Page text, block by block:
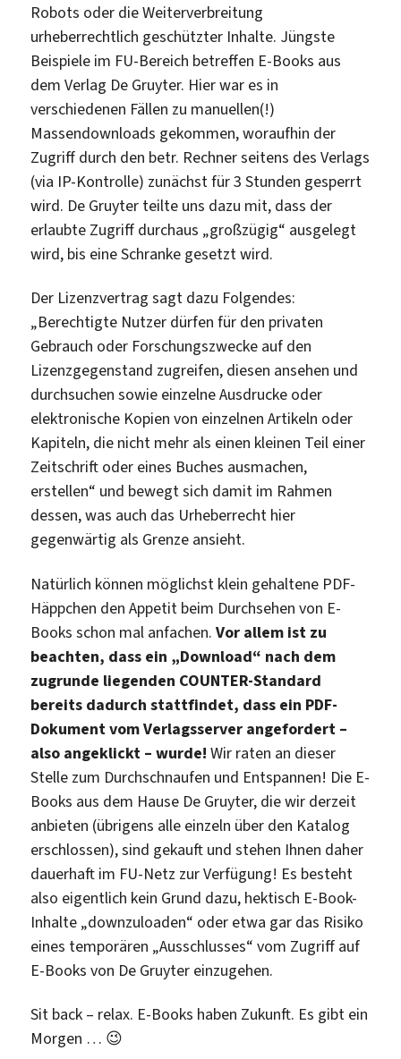
Robots oder die Weiterverbreitung
urheberrechtlich geschützter Inhalte. Jüngste
Beispiele im FU-Bereich betreffen E-Books aus
dem Verlag De Gruyter. Hier war es in
verschiedenen Fällen zu manuellen(!)
Massendownloads gekommen, woraufhin der
Zugriff durch den betr. Rechner seitens des Verlags
(via IP-Kontrolle) zunächst für 3 Stunden gesperrt
wird. De Gruyter teilte uns dazu mit, dass der
erlaubte Zugriff durchaus „großzügig“ ausgelegt
wird, bis eine Schranke gesetzt wird.
Der Lizenzvertrag sagt dazu Folgendes:
„Berechtigte Nutzer dürfen für den privaten
Gebrauch oder Forschungszwecke auf den
Lizenzgegenstand zugreifen, diesen ansehen und
durchsuchen sowie einzelne Ausdrucke oder
elektronische Kopien von einzelnen Artikeln oder
Kapiteln, die nicht mehr als einen kleinen Teil einer
Zeitschrift oder eines Buches ausmachen,
erstellen“ und bewegt sich damit im Rahmen
dessen, was auch das Urheberrecht hier
gegenwärtig als Grenze ansieht.
Natürlich können möglichst klein gehaltene PDF-
Häppchen den Appetit beim Durchsehen von E-
Books schon mal anfachen.Vor allem ist zu
beachten, dass ein „Download“ nach dem
zugrunde liegenden COUNTER-Standard
bereits dadurch stattfindet, dass ein PDF-
Dokument vom Verlagsserver angefordert –
also angeklickt – wurde! Wir raten an dieser
Stelle zum Durchschnaufen und Entspannen! Die E-
Books aus dem Hause De Gruyter, die wir derzeit
anbieten (übrigens alle einzeln über den Katalog
erschlossen), sind gekauft und stehen Ihnen daher
dauerhaft im FU-Netz zur Verfügung! Es besteht
also eigentlich kein Grund dazu, hektisch E-Book-
Inhalte „downzuloaden“ oder etwa gar das Risiko
eines temporären „Ausschlusses“ vom Zugriff auf
E-Books von De Gruyter einzugehen.
Sit back – relax. E-Books haben Zukunft. Es gibt ein
Morgen … 😉